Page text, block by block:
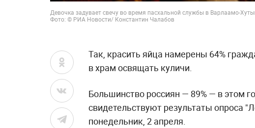
Девочка задувает свечу во время пасхальной службы в Варлаамо-
Фото: © РИА Новости/ Константин Чалабов
Так, красить яйца намерены 64%
в храм освящать куличи.
Большинство россиян — 89% — в этом
свидетельствуют результаты опроса
понедельник, 2 апреля.